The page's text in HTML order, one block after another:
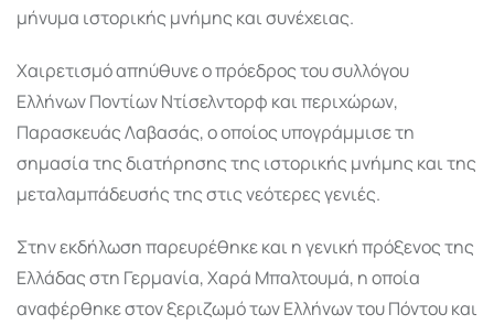
μήνυμα ιστορικής μνήμης και συνέχειας.
Χαιρετισμό απηύθυνε ο πρόεδρος του συλλόγου
Ελλήνων Ποντίων Ντίσελντορφ και περιχώρων,
Παρασκευάς Λαβασάς, ο οποίος υπογράμμισε τη
σημασία της διατήρησης της ιστορικής μνήμης και της
μεταλαμπάδευσής της στις νεότερες γενιές.
Στην εκδήλωση παρευρέθηκε και η γενική πρόξενος της
Ελλάδας στη Γερμανία, Χαρά Μπαλτουμά, η οποία
αναφέρθηκε στον ξεριζωμό των Ελλήνων του Πόντου και